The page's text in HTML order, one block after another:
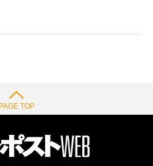
PAGE TOP